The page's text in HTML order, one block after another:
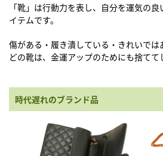
「靴」は行動力を表し、自分を運気の
イテムです。
傷がある・履き潰している・きれいで
どの靴は、金運アップのためにも捨てて
時代遅れのブランド品